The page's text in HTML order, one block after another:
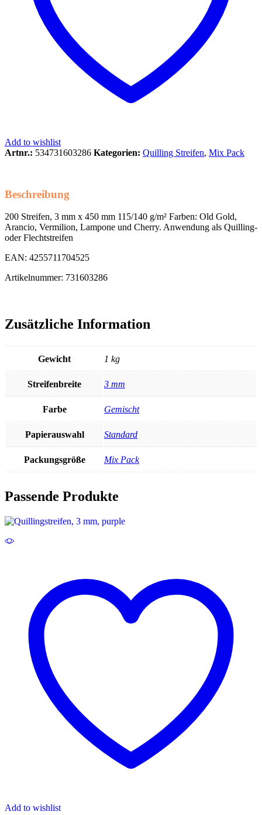
Add to wishlist
Artnr.: 534731603286 Kategorien: Quilling Streifen, Mix Pack
Beschreibung
200 Streifen, 3 mm x 450 mm 115/140 g/m² Farben: Old Gold,
Arancio, Vermilion, Lampone und Cherry. Anwendung als Quilling-
oder Flechtstreifen
EAN: 4255711704525
Artikelnummer: 731603286
Zusätzliche Information
Gewicht 1 kg
Streifenbreite 3 mm
Farbe Gemischt
Papierauswahl Standard
Packungsgröße Mix Pack
Passende Produkte
Add to wishlist